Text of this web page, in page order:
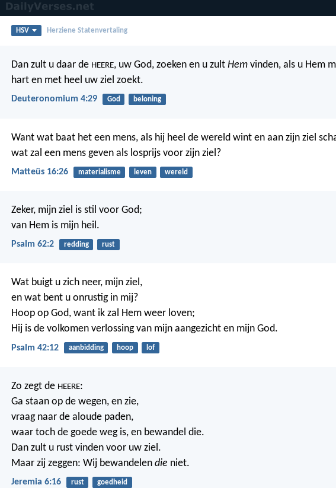
HSV Herziene Statenvertaling
Dan zult u daar de HEERE, uw God, zoeken en u zult Hem vinden, als u Hem
hart en met heel uw ziel zoekt.
Deuteronomium 4:29 God beloning
Want wat baat het een mens, als hij heel de wereld wint en aan zijn ziel
wat zal een mens geven als losprijs voor zijn ziel?
Matteüs 16:26 materialisme leven wereld
Zeker, mijn ziel is stil voor God;
van Hem is mijn heil.
Psalm 62:2 redding rust
Wat buigt u zich neer, mijn ziel,
en wat bent u onrustig in mij?
Hoop op God, want ik zal Hem weer loven;
Hij is de volkomen verlossing van mijn aangezicht en mijn God.
Psalm 42:12 aanbidding hoop lof
Zo zegt de HEERE:
Ga staan op de wegen, en zie,
vraag naar de aloude paden,
waar toch de goede weg is, en bewandel die.
Dan zult u rust vinden voor uw ziel.
Maar zij zeggen: Wij bewandelen die niet.
Jeremia 6:16 rust goedheid